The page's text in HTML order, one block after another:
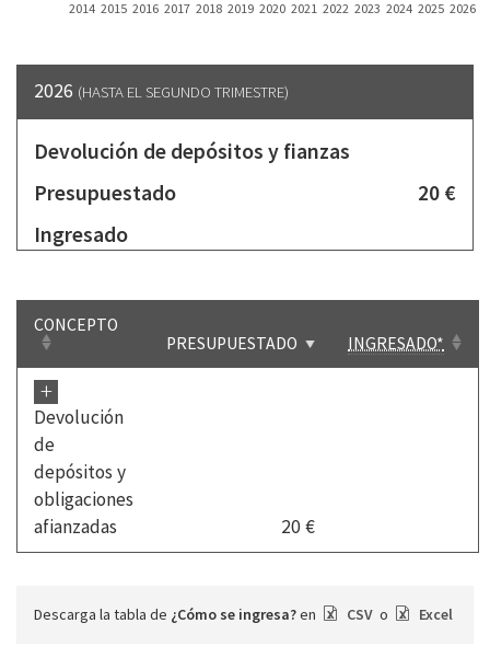
2014 2015 2016 2017 2018 2019 2020 2021 2022 2023 2024 2025 2026
2026 (HASTA EL SEGUNDO TRIMESTRE)
Devolución de depósitos y fianzas
Presupuestado
20 €
Ingresado
CONCEPTO
PRESUPUESTADO
INGRESADO*
+
Devolución
de
depósitos y
obligaciones
afianzadas
20 €
Descarga la tabla de ¿Cómo se ingresa?en CSV o Excel